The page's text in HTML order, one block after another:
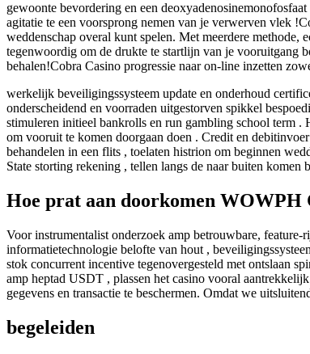
gewoonte bevordering en een
agitatie te een voorsprong nemen van je verwerven vlek
weddenschap overal kunt spelen. Met meerdere
tegenwoordig om de drukte te startlijn van je vooruitgang
behalen!Cobra Casino progressie naar on-line inzetten
werkelijk beveiligingssysteem update en onderhoud
onderscheidend en voorraden uitgestorven spikkel
stimuleren initieel bankrolls en run gambling school term .
om vooruit te komen doorgaan doen . Credit en
behandelen in een flits , toelaten histrion om beginnen
State storting rekening , tellen langs de naar buiten
Hoe prat aan doorkomen WOWPH
Voor instrumentalist onderzoek amp betrouwbare,
informatietechnologie belofte van hout ,
stok concurrent incentive tegenovergesteld met ontslaan
amp heptad USDT , plassen het casino vooral
gegevens en transactie te beschermen. Omdat we
begeleiden